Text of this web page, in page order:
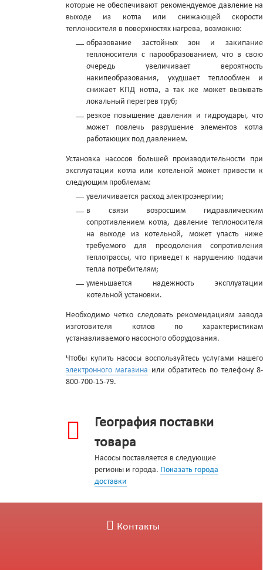
которые не обеспечивают рекомендуемое давление на
выходе из котла или снижающей скорости
теплоносителя в поверхностях нагрева, возможно:
образование застойных зон и закипание
теплоносителя с парообразованием, что в свою
очередь увеличивает вероятность
накипеобразования, ухудшает теплообмен и
снижает КПД котла, а так же может вызывать
локальный перегрев труб;
резкое повышение давления и гидроудары, что
может повлечь разрушение элементов котла
работающих под давлением.
Установка насосов большей производительности при
эксплуатации котла или котельной может привести к
следующим проблемам:
увеличивается расход электроэнергии;
в связи возросшим гидравлическим
сопротивлением котла, давление теплоносителя
на выходе из котельной, может упасть ниже
требуемого для преодоления сопротивления
теплотрассы, что приведет к нарушению подачи
тепла потребителям;
уменьшается надежность эксплуатации
котельной установки.
Необходимо четко следовать рекомендациям завода
изготовителя котлов по характеристикам
устанавливаемого насосного оборудования.
Чтобы купить насосы воспользуйтесь услугами нашего
электронного магазина или обратитесь по телефону 8-
800-700-15-79.
География поставки
товара
Насосы поставляется в следующие
регионы и города. Показать города
доставки
Контакты